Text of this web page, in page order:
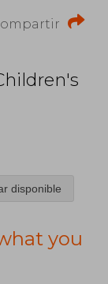
disponible
you